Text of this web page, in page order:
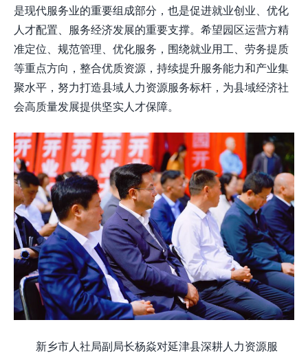
是现代服务业的重要组成部分，也是促进就业创业、优化
人才配置、服务经济发展的重要支撑。希望园区运营方精
准定位、规范管理、优化服务，围绕就业用工、劳务提质
等重点方向，整合优质资源，持续提升服务能力和产业集
聚水平，努力打造县域人力资源服务标杆，为县域经济社
会高质量发展提供坚实人才保障。
新乡市人社局副局长杨焱对延津县深耕人力资源服